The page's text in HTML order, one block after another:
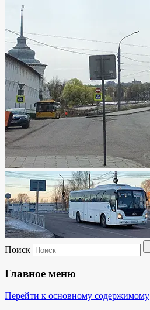
Поиск
Главное меню
Перейти к основному содержимому